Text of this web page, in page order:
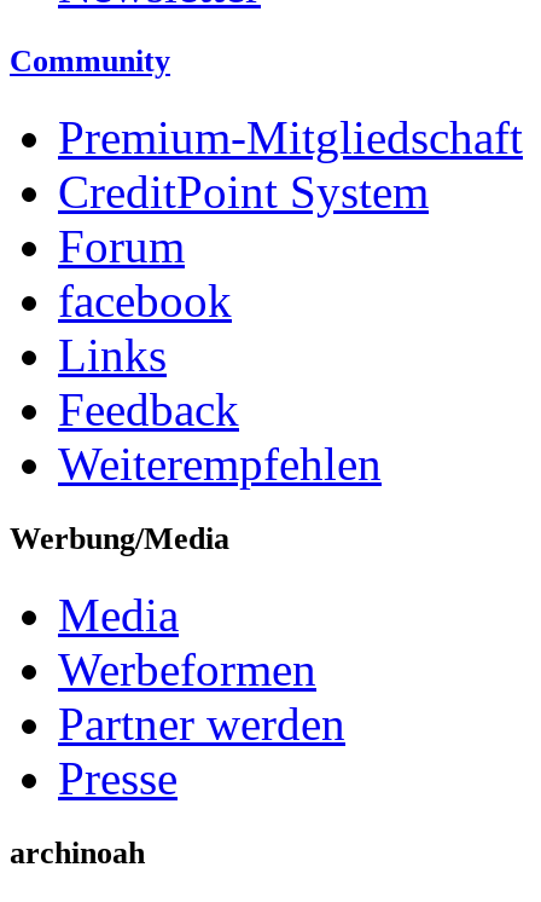
Community
Premium-Mitgliedschaft
CreditPoint System
Forum
facebook
Links
Feedback
Weiterempfehlen
Werbung/Media
Media
Werbeformen
Partner werden
Presse
archinoah